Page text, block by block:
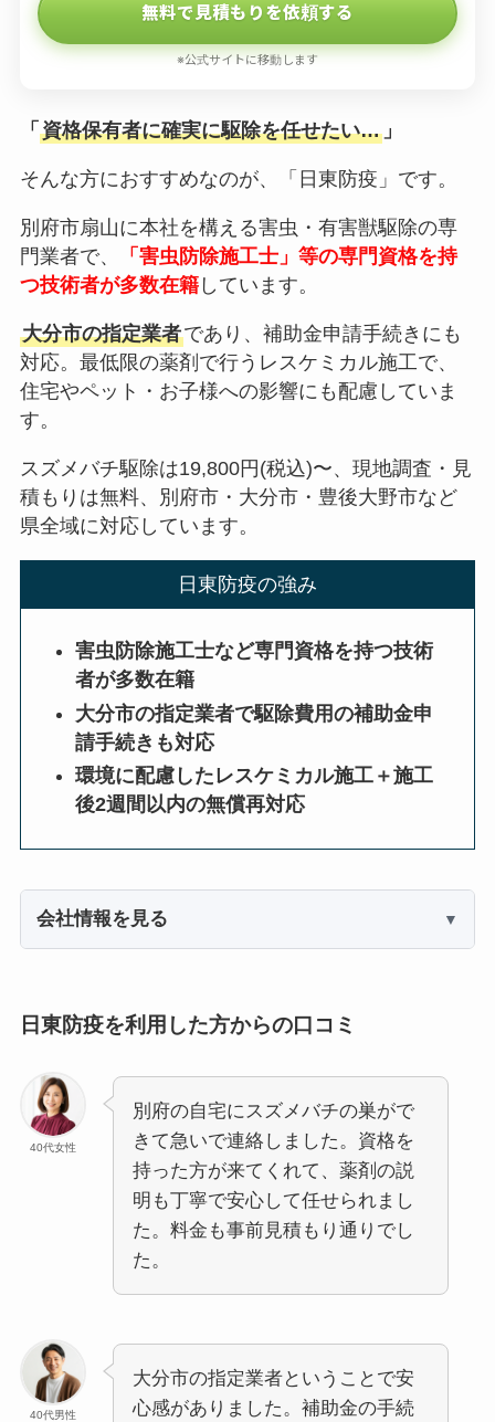
無料で見積もりを依頼する
※公式サイトに移動します
「 資格保有者に確実に駆除を任せたい…」
そんな方におすすめなのが、「日東防疫」です。
別府市扇山に本社を構える害虫・有害獣駆除の専
門業者で、
「害虫防除施工士」等の専門資格を持
つ技術者が多数在籍しています。
大分市の指定業者であり、補助金申請手続きにも
対応。最低限の薬剤で行うレスケミカル施工で、
住宅やペット・お子様への影響にも配慮していま
す。
スズメバチ駆除は19,800円(税込)〜、現地調査・見
積もりは無料、別府市・大分市・豊後大野市など
県全域に対応しています。
日東防疫の強み
害虫防除施工士など専門資格を持つ技術
者が多数在籍
大分市の指定業者で駆除費用の補助金申
請手続きも対応
環境に配慮したレスケミカル施工＋施工
後2週間以内の無償再対応
会社情報を見る
日東防疫を利用した方からの口コミ
40代女性
別府の自宅にスズメバチの巣がで
きて急いで連絡しました。資格を
持った方が来てくれて、薬剤の説
明も丁寧で安心して任せられまし
た。料金も事前見積もり通りでし
た。
40代男性
大分市の指定業者ということで安
心感がありました。補助金の手続